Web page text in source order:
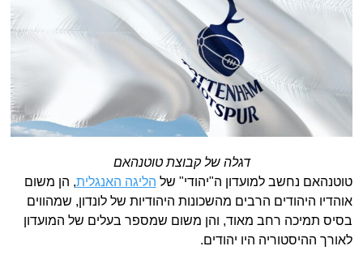
דגלה של קבוצת טוטנהאם
טוטנהאם נחשב למועדון ה"יהודי" של הליגה האנגלית, הן משום
אוהדיו היהודים הרבים מהשכונות היהודיות של לונדון, שמהווים
בסיס תמיכה רחב מאוד, והן משום שמספר בעלים של המועדון
לאורך ההיסטוריה היו יהודים.